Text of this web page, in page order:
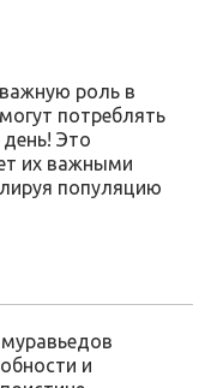
роль в
потреблять
Это
их важными
популяцию
и